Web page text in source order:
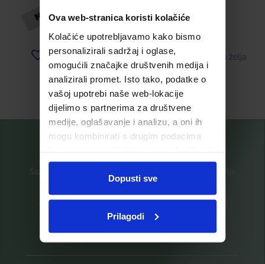
Ova web-stranica koristi kolačiće
Kolačiće upotrebljavamo kako bismo
personalizirali sadržaj i oglase,
omogućili značajke društvenih medija i
analizirali promet. Isto tako, podatke o
vašoj upotrebi naše web-lokacije
dijelimo s partnerima za društvene
medije, oglašavanje i analizu, a oni ih
mogu kombinirati s drugim podacima
ste upotrebljavali njihove usluge.
Dopusti sve
Prilagodi
Dodaj u listu želja
Pročitaj više
Dodaj u listu želja
Pročitaj više
Saznajte prvi za nove proizvode i ekskluzivne promocije
Prijavite se na listu za novosti